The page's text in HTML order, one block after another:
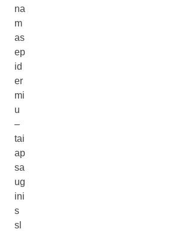
na
m
as
ep
id
er
mi
u
–
tai
ap
sa
ug
ini
s
sl